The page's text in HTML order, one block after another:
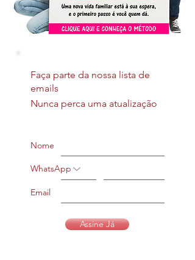
Faça parte da nossa lista de
emails
Nunca perca uma atualização
Nome
WhatsApp
Email
Assine Já